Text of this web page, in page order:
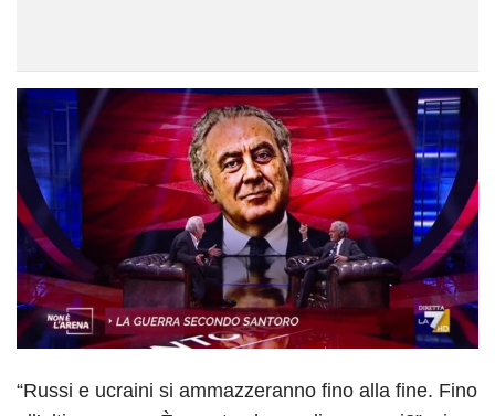
“Russi e ucraini si ammazzeranno fino alla fine. Fino